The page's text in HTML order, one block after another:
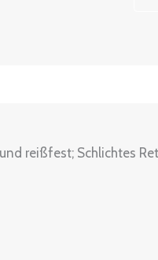
reißfest; Schlichtes